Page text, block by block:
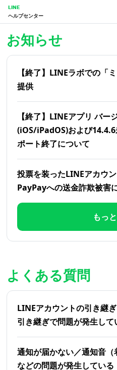
LINE
ヘルプセンター
お知らせ
【終了】LINEラボでの「
提供
【終了】LINEアプリ バー
(iOS/iPadOS)および
ポート終了について
投票を装ったLINEアカウ
PayPayへの送金詐欺被害
もっ
よくある質問
LINEアカウントの引き継
引き継ぎで問題が発生して
通知が届かない／通知音
などの問題が発生している